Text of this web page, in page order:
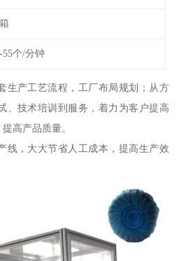
55个/分钟
生产工艺流程，工厂布局规划；从方
、技术培训到服务，着力为客户提高
高产品质量。
线，大大节省人工成本，提高生产效